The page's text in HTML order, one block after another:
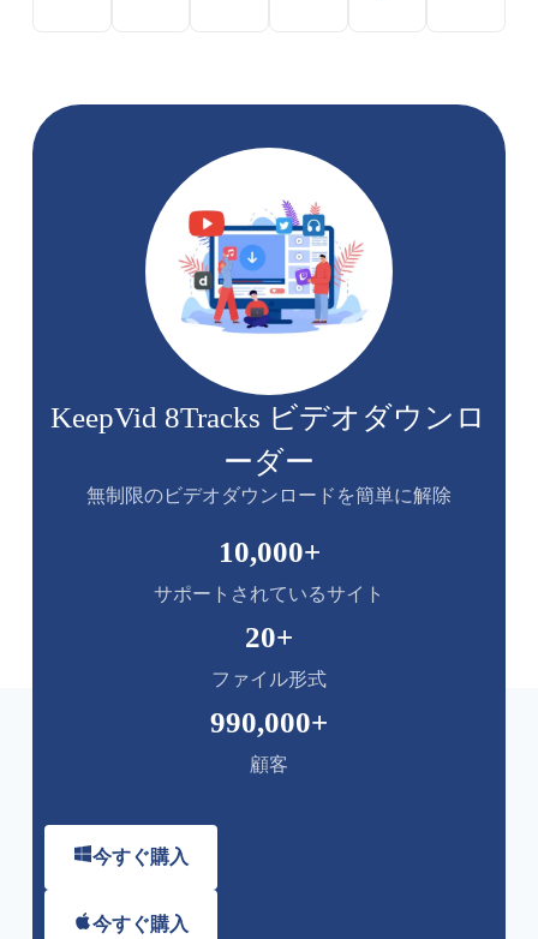
KeepVid 8Tracks ビデオダウンロ
ーダー
無制限のビデオダウンロードを簡単に解除
サポートされているサイト
10,000+
ファイル形式
20+
顧客
990,000+
今すぐ購入
今すぐ購入